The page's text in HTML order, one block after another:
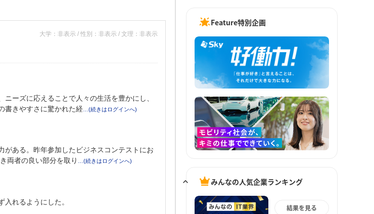
大学：非表示 / 性別：非表示 / 文理：非表示
ーズに応えることで人々の生活を豊かにし、
書きやすさに驚かれた経
ある。昨年参加したビジネスコンテストにお
両者の良い部分を取り
れるようにした。
Feature特別企画
みんなの人気企業ランキング
結果を見る